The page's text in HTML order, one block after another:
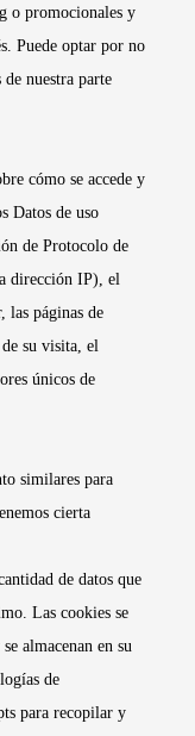
o promocionales y
Puede optar por no
nuestra parte
cómo se accede y
Datos de uso
de Protocolo de
dirección IP), el
las páginas de
su visita, el
únicos de
similares para
cierta
de datos que
Las cookies se
almacenan en su
de
para recopilar y